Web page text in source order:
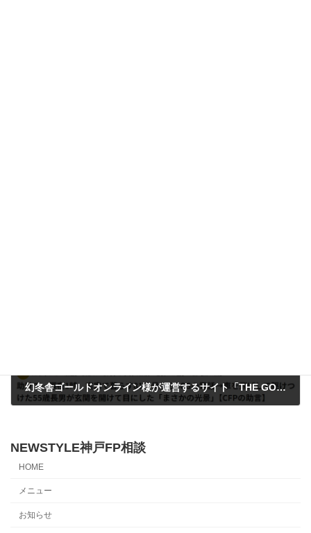
幻冬舎ゴールドオンライン様が運営するサイト「THE GOLD60」で記事を執筆させていただきました
NEWSTYLE神戸FP相談
HOME
メニュー
お知らせ